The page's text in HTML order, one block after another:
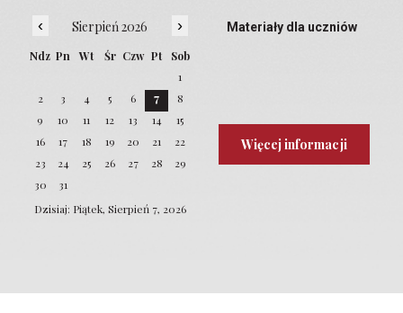
‹ Sierpień 2026 ›
Ndz Pn Wt Śr Czw Pt
Sob
1
2
3 4 5 6 7
8
9
10 11 12 13 14
15
16
17 18 19 20 21
22
23
24 25 26 27 28
29
30
31
Dzisiaj: Piątek, Sierpień 7, 2026
Materiały dla uczniów
Więcej informacji